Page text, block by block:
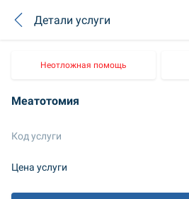
Детали услуги
Неотложная помощь
Меатотомия
Код услуги
Цена услуги